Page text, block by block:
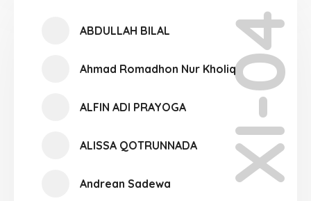
XI-04
ABDULLAH BILAL
Ahmad Romadhon Nur Kholiq
ALFIN ADI PRAYOGA
ALISSA QOTRUNNADA
Andrean Sadewa